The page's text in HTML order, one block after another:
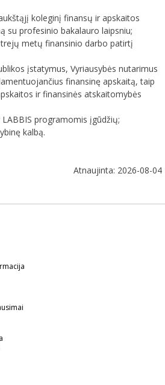
koleginį finansų ir apskaitos
su profesinio bakalauro laipsniu;
metų finansinio darbo patirtį
įstatymus, Vyriausybės nutarimus
finansinę apskaitą, taip
ir finansinės atskaitomybės
programomis įgūdžių;
kalbą.
Atnaujinta: 2026-08-04